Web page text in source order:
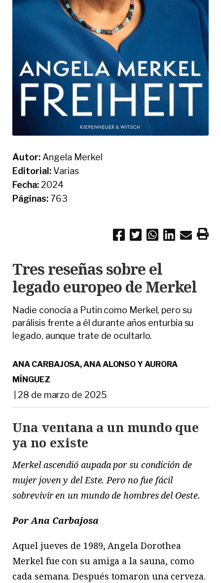
Autor: Angela Merkel
Editorial: Varias
Fecha: 2024
Páginas:763
Tres reseñas sobre el
legado europeo de Merkel
Nadie conocía a Putin como Merkel, pero su
parálisis frente a él durante años enturbia su
legado, aunque trate de ocultarlo.
ANA CARBAJOSA, ANA ALONSO Y AURORA
MÍNGUEZ
28 de marzo de 2025
Una ventana a un mundo que
ya no existe
Merkel ascendió aupada por su condición de
mujer joven y del Este. Pero no fue fácil
sobrevivir en un mundo de hombres del Oeste.
Por Ana Carbajosa
Aquel jueves de 1989, Angela Dorothea
Merkel fue con su amiga a la sauna, como
cada semana. Después tomaron una cerveza.